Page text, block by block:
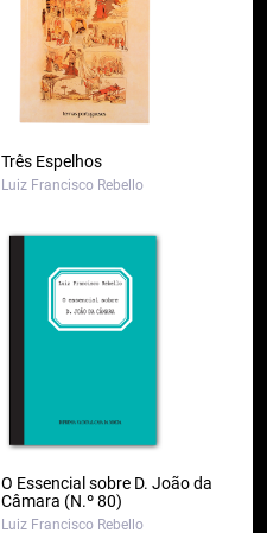
Três Espelhos
Luiz Francisco Rebello
O Essencial sobre D. João da
Câmara (N.º 80)
Luiz Francisco Rebello